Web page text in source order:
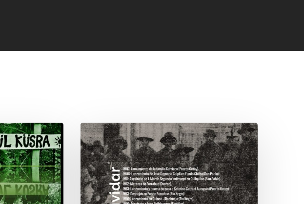
Chawrakawin:
Palimpsesto
explora
a
través